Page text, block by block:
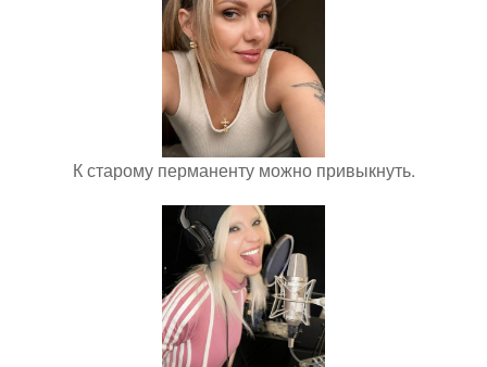
К старому перманенту можно привыкнуть.